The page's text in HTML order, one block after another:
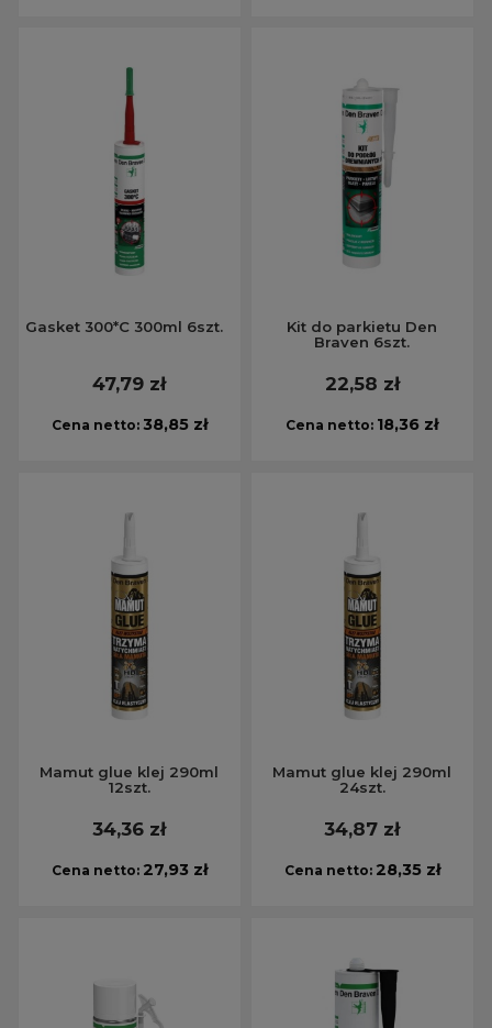
Gasket 300*C 300ml 6szt.
47,79 zł
Cena netto: 38,85 zł
Kit do parkietu Den
Braven 6szt.
22,58 zł
Cena netto: 18,36 zł
Mamut glue klej 290ml
12szt.
34,36 zł
Cena netto: 27,93 zł
Mamut glue klej 290ml
24szt.
34,87 zł
Cena netto: 28,35 zł